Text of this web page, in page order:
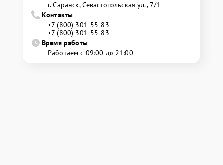
г. Саранск, Севастопольская ул., 7/1
Контакты
+7 (800) 301-55-83
+7 (800) 301-55-83
Время работы
Работаем с 09:00 до 21:00